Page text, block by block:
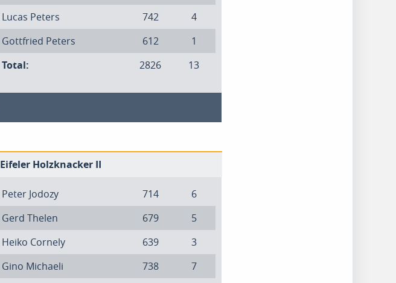
Lucas Peters
742
4
Gottfried Peters
612
1
Total:
2826 13
Eifeler Holzknacker II
Peter Jodozy 714
6
Gerd Thelen
679
5
Heiko Cornely
639
3
Gino Michaeli
738
7